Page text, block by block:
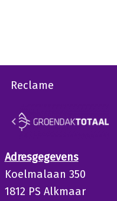
Reclame
Adresgegevens
Koelmalaan 350
1812 PS Alkmaar